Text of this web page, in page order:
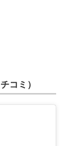
コミ）